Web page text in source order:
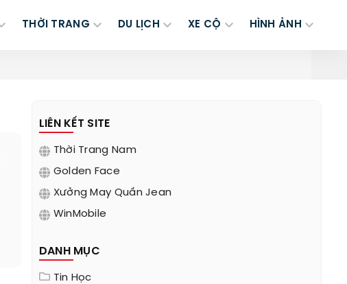
THỜI TRANG DU LỊCH XE CỘ HÌNH ẢNH
LIÊN KẾT SITE
Thời Trang Nam
Golden Face
Xưởng May Quần Jean
WinMobile
DANH MỤC
Tin Học